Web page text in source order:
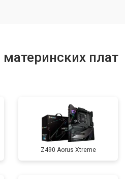
плат
Z490 Aorus Xtreme